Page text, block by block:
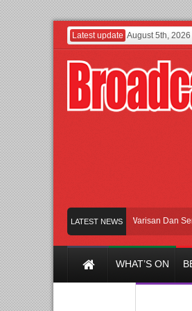
Latest update August 5th, 2026
LATEST NEWS
Rayakan Perpaduan Warisan Dan
WHAT’S ON